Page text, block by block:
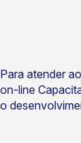
Para atender
on-line
o